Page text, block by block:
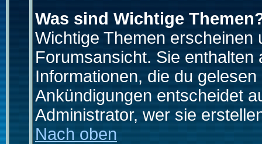
Was sind Wichtige
Wichtige Themen erscheinen
Forumsansicht. Sie
Informationen, die du
Ankündigungen entscheidet
Administrator, wer sie
Nach oben